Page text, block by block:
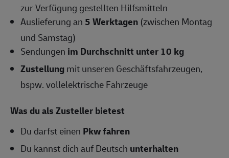
zur Verfügung gestellten Hilfsmitteln
Auslieferung an5 Werktagen (zwischen Montag
und Samstag)
Sendungen im Durchschnitt unter 10 kg
Zustellungmit unseren Geschäftsfahrzeugen,
bspw. vollelektrische Fahrzeuge
Was du als Zusteller bietest
Du darfst einen Pkw fahren
Du kannst dich auf Deutsch unterhalten